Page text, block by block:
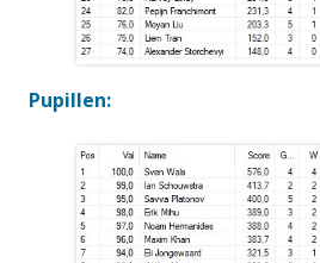
Pupillen: